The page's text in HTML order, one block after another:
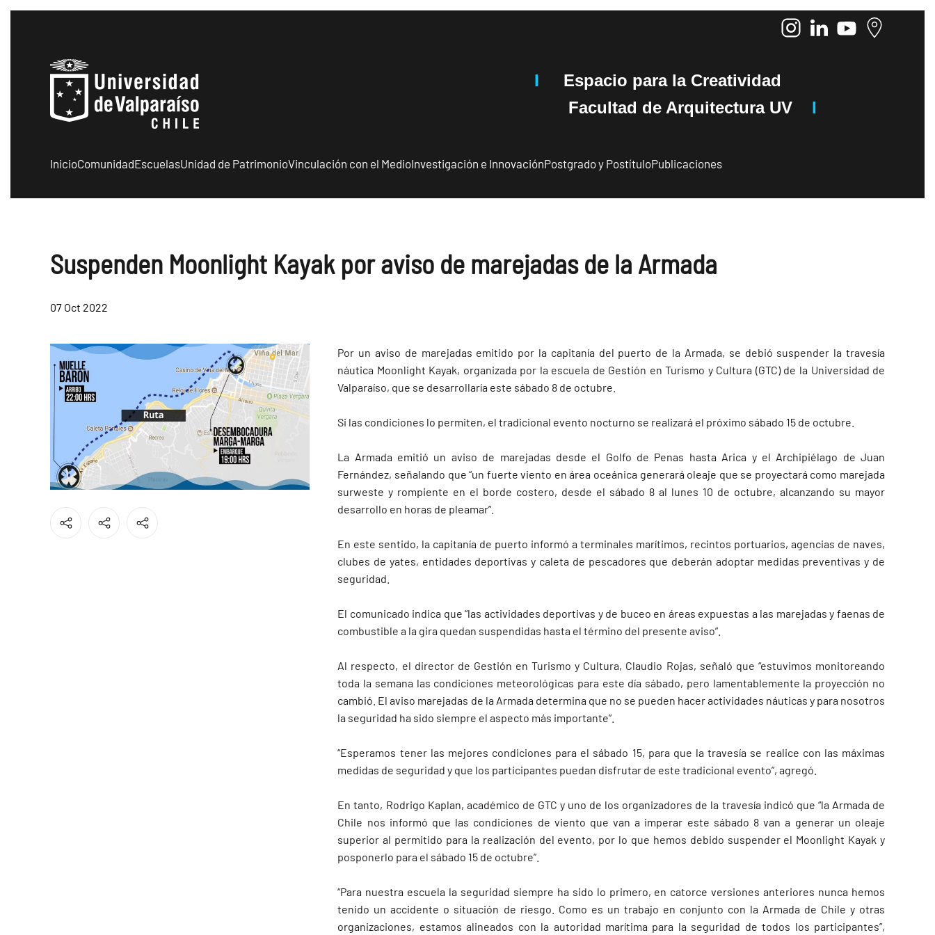
I Espacio para la Creatividad
Facultad de Arquitectura UV
I
InicioComunidadEscuelasUnidad de PatrimonioVinculación con el MedioInvestigación e InnovaciónPostgrado y PostítuloPublicaciones
Suspenden Moonlight Kayak por aviso de marejadas de la Armada
07 Oct 2022
Por un aviso de marejadas emitido por la capitanía del puerto de la Armada, se debió suspender la travesía
náutica Moonlight Kayak, organizada por la escuela de Gestión en Turismo y Cultura (GTC) de la Universidad de
Valparaíso, que se desarrollaría este sábado 8 de octubre.
Si las condiciones lo permiten, el tradicional evento nocturno se realizará el próximo sábado 15 de octubre.
La Armada emitió un aviso de marejadas desde el Golfo de Penas hasta Arica y el Archipiélago de Juan
Fernández, señalando que “un fuerte viento en área oceánica generará oleaje que se proyectará como marejada
surweste y rompiente en el borde costero, desde el sábado 8 al lunes 10 de octubre, alcanzando su mayor
desarrollo en horas de pleamar”.
En este sentido, la capitanía de puerto informó a terminales marítimos, recintos portuarios, agencias de naves,
clubes de yates, entidades deportivas y caleta de pescadores que deberán adoptar medidas preventivas y de
seguridad.
El comunicado indica que “las actividades deportivas y de buceo en áreas expuestas a las marejadas y faenas de
combustible a la gira quedan suspendidas hasta el término del presente aviso”.
Al respecto, el director de Gestión en Turismo y Cultura, Claudio Rojas, señaló que “estuvimos monitoreando
toda la semana las condiciones meteorológicas para este día sábado, pero lamentablemente la proyección no
cambió. El aviso marejadas de la Armada determina que no se pueden hacer actividades náuticas y para nosotros
la seguridad ha sido siempre el aspecto más importante”.
“Esperamos tener las mejores condiciones para el sábado 15, para que la travesía se realice con las máximas
medidas de seguridad y que los participantes puedan disfrutar de este tradicional evento”, agregó.
En tanto, Rodrigo Kaplan, académico de GTC y uno de los organizadores de la travesía indicó que “la Armada de
Chile nos informó que las condiciones de viento que van a imperar este sábado 8 van a generar un oleaje
superior al permitido para la realización del evento, por lo que hemos debido suspender el Moonlight Kayak y
posponerlo para el sábado 15 de octubre”.
“Para nuestra escuela la seguridad siempre ha sido lo primero, en catorce versiones anteriores nunca hemos
tenido un accidente o situación de riesgo. Como es un trabajo en conjunto con la Armada de Chile y otras
organizaciones, estamos alineados con la autoridad marítima para la seguridad de todos los participantes”,